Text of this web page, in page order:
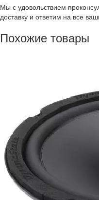
Мы с удовольствием
доставку и ответим на все
Похожие товары